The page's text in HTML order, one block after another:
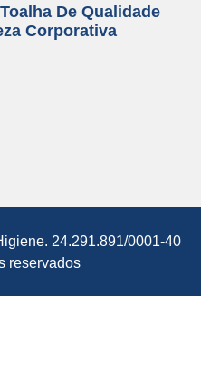
De Qualidade
Corporativa
24.291.891/0001-40
reservados